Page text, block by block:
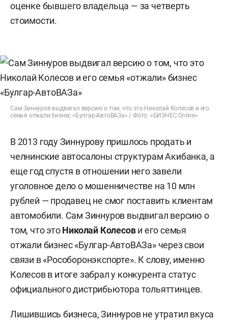
оценке бывшего владельца — за четверть
стоимости.
Сам Зиннуров выдвигал версию о том, что это Николай Колесов и его
семья отжали бизнес «Булгар-АвтоВАЗа» / Фото: «БИЗНЕС Online»
В 2013 году Зиннурову пришлось продать и
челнинские автосалоны структурам Акибанка, а
еще год спустя в отношении него завели
уголовное дело о мошенничестве на 10 млн
рублей — продавец не смог поставить клиентам
автомобили. Сам Зиннуров выдвигал версию о
том, что этоНиколай Колесови его семья
отжали бизнес «Булгар-АвтоВАЗа» через свои
связи в «Рособоронэкспорте». К слову, именно
Колесов в итоге забрал у конкурента статус
официального дистрибьютора тольяттинцев.
Лишившись бизнеса, Зиннуров не утратил вкуса